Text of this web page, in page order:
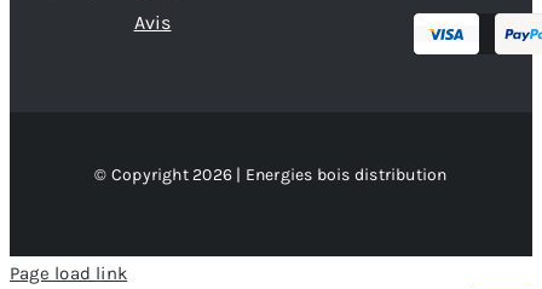
Avis
© Copyright 2026 | Energies bois distribution
Page load link